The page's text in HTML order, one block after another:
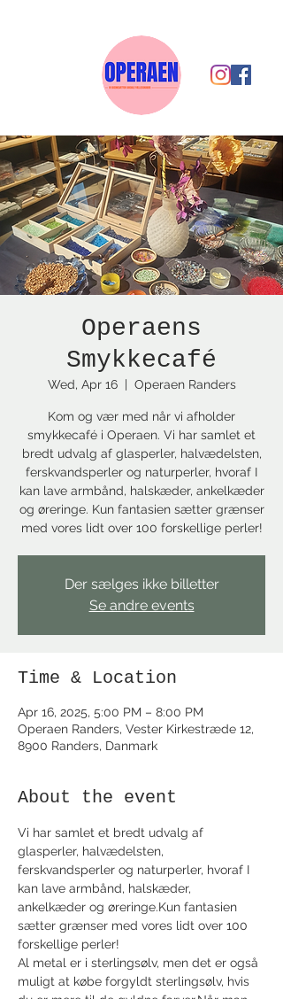
Operaens
Smykkecafé
Wed, Apr 16
  |
Operaen Randers
Kom og vær med når vi afholder
smykkecafé i Operaen. Vi har samlet et
bredt udvalg af glasperler, halvædelsten,
ferskvandsperler og naturperler, hvoraf I
kan lave armbånd, halskæder, ankelkæder
og øreringe. Kun fantasien sætter grænser
med vores lidt over 100 forskellige perler!
Der sælges ikke billetter
Se andre events
Time & Location
Apr 16, 2025, 5:00 PM – 8:00 PM
Operaen Randers, Vester Kirkestræde 12,
8900 Randers, Danmark
About the event
Vi har samlet et bredt udvalg af
glasperler, halvædelsten,
ferskvandsperler og naturperler, hvoraf I
kan lave armbånd, halskæder,
ankelkæder og øreringe.Kun fantasien
sætter grænser med vores lidt over 100
forskellige perler!
Al metal er i sterlingsølv, men det er også
muligt at købe forgyldt sterlingsølv, hvis